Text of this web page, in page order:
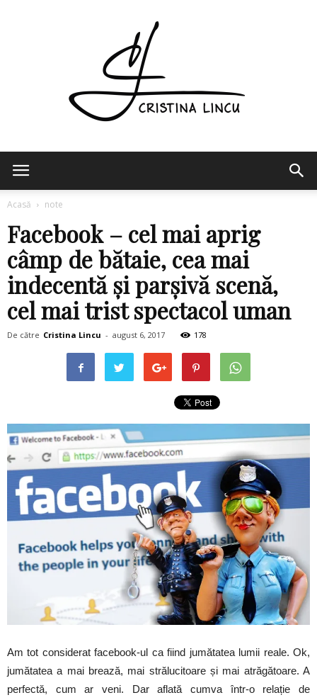
Lincu
Acasă note
Facebook – cel mai aprig
câmp de bătaie, cea mai
indecentă și parșivă scenă,
cel mai trist spectacol uman
De către Cristina Lincu - august 6, 2017 178
Am tot considerat facebook-ul ca fiind jumătatea lumii reale. Ok,
jumătatea a mai brează, mai strălucitoare și mai atrăgătoare. A
perfectă, cum ar veni. Dar aflată cumva într-o relație de